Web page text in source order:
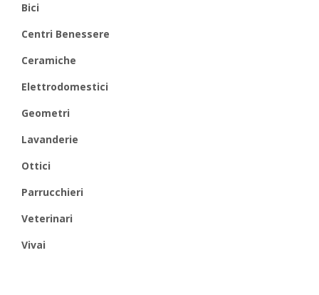
Bici
Centri Benessere
Ceramiche
Elettrodomestici
Geometri
Lavanderie
Ottici
Parrucchieri
Veterinari
Vivai